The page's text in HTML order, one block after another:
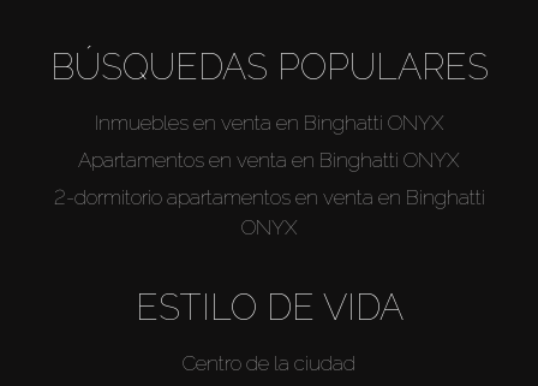
BÚSQUEDAS POPULARES
Inmuebles en venta en Binghatti ONYX
Apartamentos en venta en Binghatti ONYX
2-dormitorio apartamentos en venta en Binghatti
ONYX
ESTILO DE VIDA
Centro de la ciudad